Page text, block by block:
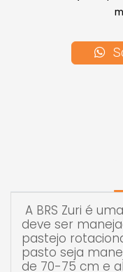
rotacionado.
manejado com
promoveu bom
colmos e
pasto e bons
Apresenta
Amazônia
características
valor nutritivo, a
pastagens e
mancha das
A BRS Zuri é
deve ser
pastejo
pasto seja
de 70-75 cm e